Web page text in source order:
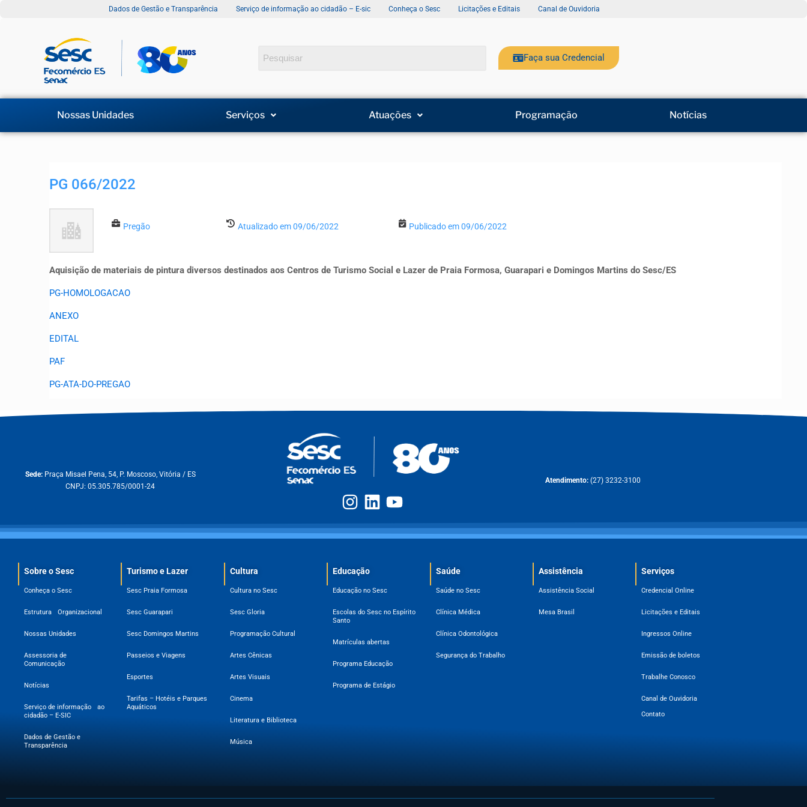
Dados de Gestão e Transparência Serviço de informação ao cidadão – E-sic Conheça o Sesc Licitações e Editais Canal de Ouvidoria
Faça sua Credencial
Nossas Unidades Serviços Atuações Programação Notícias
PG 066/2022
Pregão Atualizado em 09/06/2022 Publicado em 09/06/2022
Aquisição de materiais de pintura diversos destinados aos Centros de Turismo Social e Lazer de Praia Formosa, Guarapari e Domingos Martins do Sesc/ES
PG-HOMOLOGACAO
ANEXO
EDITAL
PAF
PG-ATA-DO-PREGAO
Sede: Praça Misael Pena, 54, P. Moscoso, Vitória / ES
CNPJ: 05.305.785/0001-24
Atendimento: (27) 3232-3100
Sobre o Sesc​
Conheça o Sesc
Estrutura Organizacional
Nossas Unidades
Assessoria de
Comunicação
Notícias
Serviço de informação ao
cidadão – E-SIC
Dados de Gestão e
Transparência
Turismo e Lazer
Sesc Praia Formosa
Sesc Guarapari
Sesc Domingos Martins
Passeios e Viagens
Esportes
Tarifas – Hotéis e Parques
Aquáticos
Cultura
Cultura no Sesc
Sesc Gloria
Programação Cultural
Artes Cênicas
Artes Visuais
Cinema
Literatura e Biblioteca
Música
Educação
Educação no Sesc
Escolas do Sesc no Espírito
Santo
Matrículas abertas
Programa Educação
Programa de Estágio
Saúde
Saúde no Sesc
Clínica Médica
Clínica Odontológica
Segurança do Trabalho
Assistência
Assistência Social
Mesa Brasil
Serviços
Credencial Online
Licitações e Editais
Ingressos Online
Emissão de boletos
Trabalhe Conosco
Canal de Ouvidoria
Contato